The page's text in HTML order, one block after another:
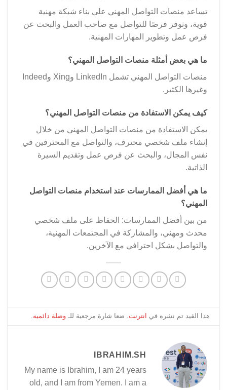
تساعد منصات التواصل المهني على بناء شبكة مهنية
قوية، وتوفر فرصًا للتواصل مع صاحب العمل والبحث عن
فرص عمل وتطوير المهارات المهنية.
ما هي بعض أمثلة منصات التواصل المهني؟
منصات التواصل المهني تشمل LinkedIn وXing وIndeed
وغيرها الكثير.
كيف يمكن الاستفادة من منصات التواصل المهني؟
يمكن الاستفادة من منصات التواصل المهني من خلال
إنشاء ملف شخصي محترف، والتواصل مع المحترفين في
نفس المجال، والبحث عن فرص عمل وتقديم السيرة
الذاتية.
ما هي أفضل الممارسات عند استخدام منصات التواصل
المهني؟
من بين أفضل الممارسات: الحفاظ على ملف شخصي
محدث ومهني، والمشاركة في المجتمعات المهنية،
والتواصل بشكل احترافي مع الآخرين.
هذا القيد تم نشره في انترنت . ضعا شارة مرجعية للـوصلة دائميه
IBRAHIM.SH
My name is Ibrahim, I am 24 years
old, and I am from Yemen. I am a